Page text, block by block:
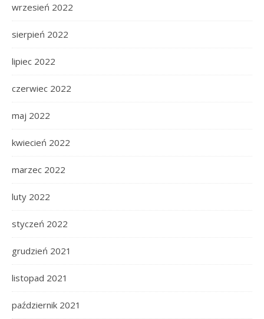
wrzesień 2022
sierpień 2022
lipiec 2022
czerwiec 2022
maj 2022
kwiecień 2022
marzec 2022
luty 2022
styczeń 2022
grudzień 2021
listopad 2021
październik 2021